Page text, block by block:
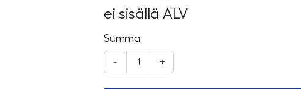
ei sisällä ALV
Summa
- +